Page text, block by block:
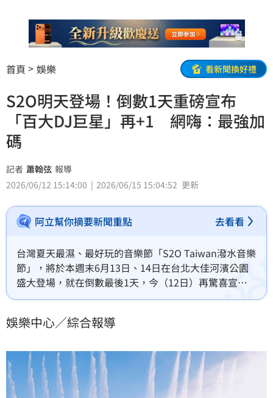
首頁 娛樂 看新聞換好禮
S2O明天登場！倒數1天重磅宣布
「百大DJ巨星」再+1 網嗨：最強加
碼
記者 蕭翰弦 報導
2026/06/12 15:14:00
2026/06/15 15:04:52 更新
阿立幫你摘要新聞重點 去看看
台灣夏天最濕、最好玩的音樂節「S2O Taiwan潑水音樂
節」，將於本週末6月13日、14日在台北大佳河濱公園
盛大登場，就在倒數最後1天，今（12日）再驚喜宣布
名列世界百大DJ ，瑞典電音王牌 KAAZE來台演出，將
金唱片認證才子「鳳凰之子」ILLENIUM在S2O主舞台輪
娛樂中心／綜合報導